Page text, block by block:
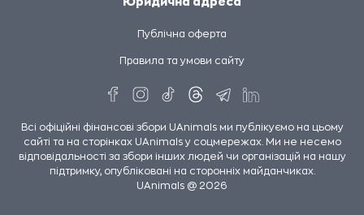
Публічна оферта
Правила та умови сайту
Всі офіційні фінансові збори UAnimals ми публікуємо на цьому
сайті та на сторінках UAnimals у соцмережах. Ми не несемо
відповідальності за збори інших людей чи організацій на нашу
підтримку, опубліковані на сторонніх майданчиках.
UAnimals @ 2026